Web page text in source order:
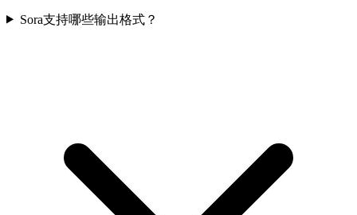
Sora支持哪些输出格式？